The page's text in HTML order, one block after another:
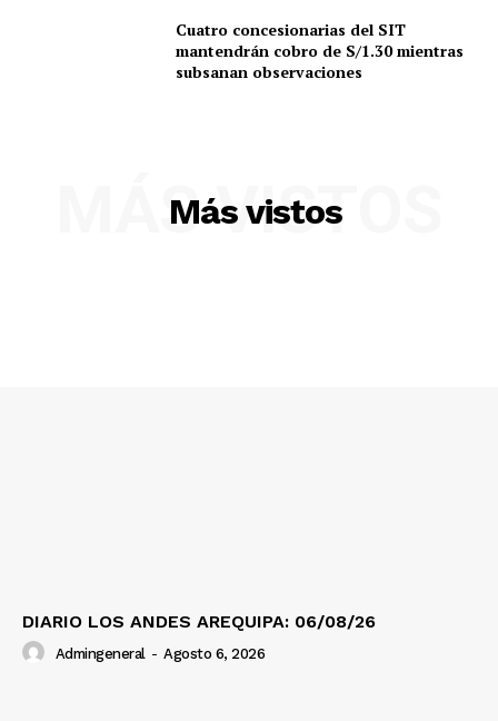
Nosotros
Cuatro concesionarias del SIT
mantendrán cobro de S/1.30 mientras
subsanan observaciones
Más vistos
MÁS VISTOS
DIARIO LOS ANDES AREQUIPA: 06/08/26
Admingeneral - Agosto 6, 2026